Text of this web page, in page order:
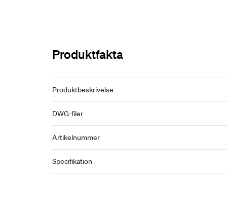
Produktfakta
Produktbeskrivelse
DWG-filer
Artikelnummer
Specifikation